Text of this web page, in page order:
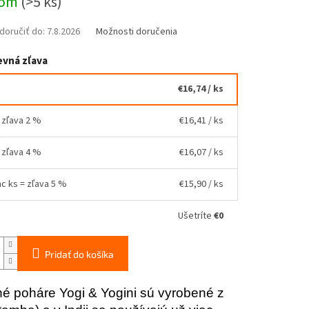
do: 7.8.2026 Možnosti doručenia
zľava
€16,74/ ks
2 % €16,41 / ks
4 % €16,07/ ks
ks = zľava 5 % €15,90/ ks
Ušetríte €0
Pridať do košíka
poháre Yogi & Yogini sú vyrobené z